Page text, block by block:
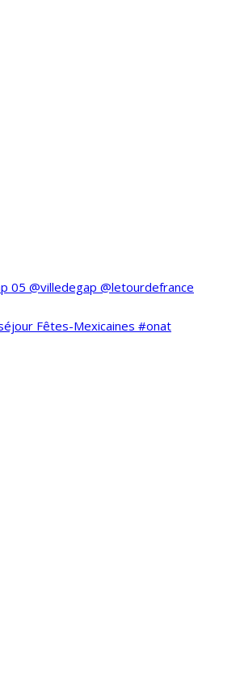
Fêtes-Mexicaines #onat